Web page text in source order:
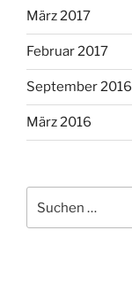
März 2017
Februar 2017
September 2016
März 2016
nach: